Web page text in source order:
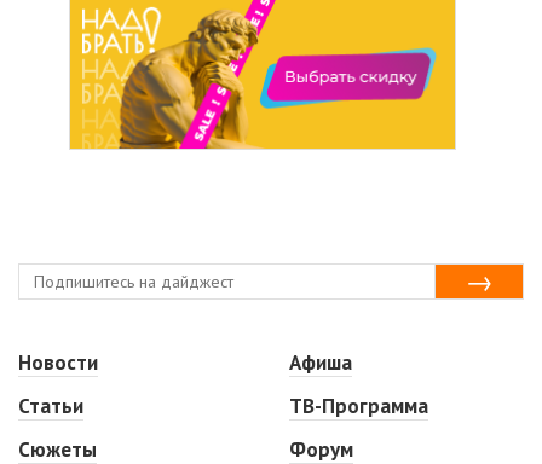
Новости
Статьи
Сюжеты
Афиша
ТВ-Программа
Форум